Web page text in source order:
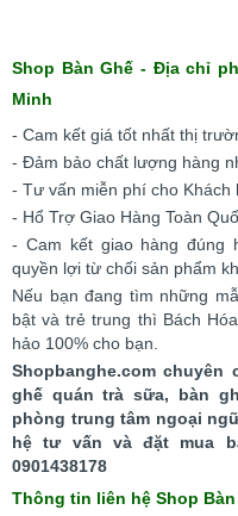
Shop Bàn Ghế - Địa chỉ
Minh
- Cam kết giá tốt nhất thị
- Đảm bảo chất lượng hàng
- Tư vấn miễn phí cho Khách
- Hổ Trợ Giao Hàng Toàn
- Cam kết giao hàng đúng
quyền lợi từ chối sản phẩm
Nếu bạn đang tìm những
bật và trẻ trung thì Bách
hảo 100% cho bạn.
Shopbanghe.com chuyên
ghế quán trà sữa, bàn
phòng trung tâm ngoại
hệ tư vấn và đặt mua
0901438178
Thông tin liên hệ Shop Bàn